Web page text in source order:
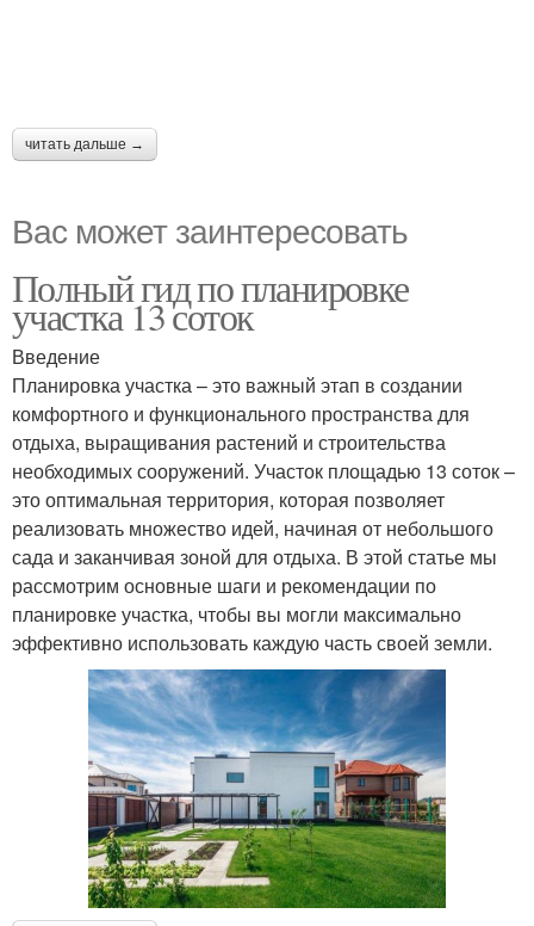
читать дальше →
Вас может заинтересовать
Полный гид по планировке
участка 13 соток
Введение
Планировка участка – это важный этап в создании
комфортного и функционального пространства для
отдыха, выращивания растений и строительства
необходимых сооружений. Участок площадью 13 соток –
это оптимальная территория, которая позволяет
реализовать множество идей, начиная от небольшого
сада и заканчивая зоной для отдыха. В этой статье мы
рассмотрим основные шаги и рекомендации по
планировке участка, чтобы вы могли максимально
эффективно использовать каждую часть своей земли.